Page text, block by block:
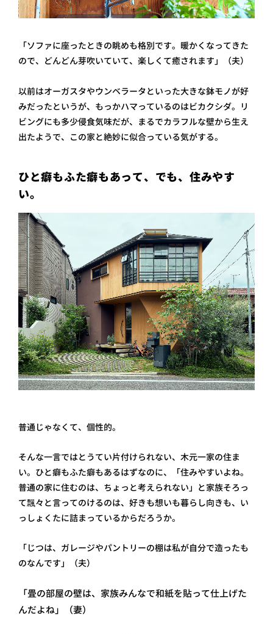
「ソファに座ったときの眺めも格別です。暖かくなってきた
ので、どんどん芽吹いていて、楽しくて癒されます」（夫 ）
以前はオーガスタやウンベラータといった大きな鉢モノが好
みだったというが、もっかハマっているのはビカクシダ。リ
ビングにも多少侵食気味だが、まるでカラフルな壁から生え
出たようで、この家と絶妙に似合っている気がする。
ひと癖もふた癖もあって、でも、住みやす
い。
普通じゃなくて、個性的。
そんな一言ではとうてい片付けられない、木元一家の住ま
い。ひと癖もふた癖もあるはずなのに、「住みやすいよね。
普通の家に住むのは、ちょっと考えられない」と家族そろっ
て飄々と言ってのけるのは、好きも想いも暮らし向きも、い
っしょくたに詰まっているからだろうか。
「じつは、ガレージやパントリーの棚は私が自分で造ったも
のなんです」（夫 ）
「畳の部屋の壁は、家族みんなで和紙を貼って仕上げた
んだよね」（妻）